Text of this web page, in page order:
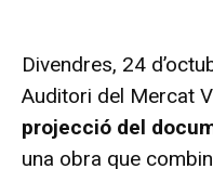
Divendres, 24
Auditori del Mercat
projecció del
una obra que